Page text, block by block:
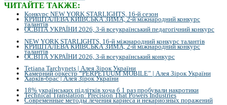
ЧИТАЙТЕ ТАКЖЕ:
Конкурс NEW YORK STARLIGHTS, 16-й сезон
КРИШТАЛЕВА КИЇВСЬКА ЗИМА, 2-й міжнародний конкурс
талантів
ОСВІТА УКРАЇНИ 2026, 3-й всеукраїнський педагогічний конкурс
NEW YORK STARLIGHTS, 16-й міжнародний конкурс талантів
КРИШТАЛЕВА КИЇВСЬКА ЗИМА, 2-й міжнародний конкурс
талантів
ОСВІТА УКРАЇНИ 2026, 3-й всеукраїнський конкурс
Tetiana Tarchynets | Алея Зірок України
Камерний оркестр “PERPETUUM MOBILE” | Алея Зірок України
Харків-брас | Алея Зірок України
18% українських підлітків хоча б 1 раз пробували накротики
Technical Translation: Precision That Powers Industries
Современные методы лечения кариеса и некариозных поражений